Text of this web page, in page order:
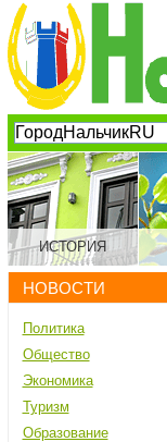
ИСТОРИЯ
НОВОСТИ
Политика
Общество
Экономика
Туризм
Образование